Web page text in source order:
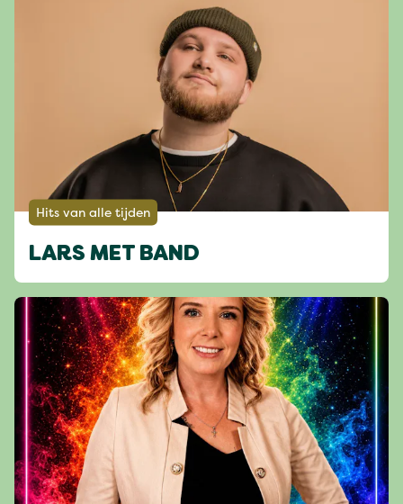
Hits van alle tijden
LARS MET BAND